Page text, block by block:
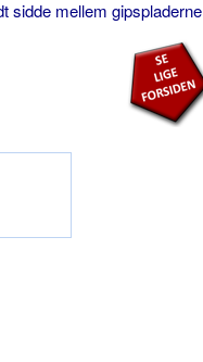
mellem gipspladerne